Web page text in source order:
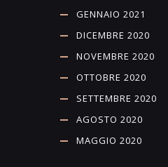
GENNAIO 2021
DICEMBRE 2020
NOVEMBRE 2020
OTTOBRE 2020
SETTEMBRE 2020
AGOSTO 2020
MAGGIO 2020